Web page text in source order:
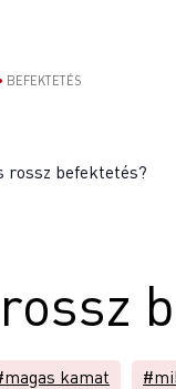
BEFEKTETÉS
rossz befektetés?
kamat